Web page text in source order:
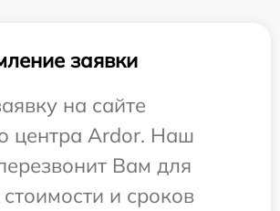
заявки
на сайте
центра Ardor. Наш
Вам для
и сроков